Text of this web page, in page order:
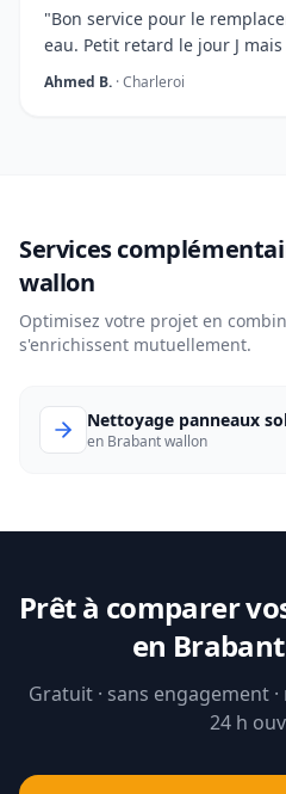
"Bon service pour le
eau. Petit retard le jour J
Ahmed B. · Charleroi
Services
wallon
Optimisez votre projet en
s'enrichissent mutuellement.
Nettoyage panneaux
en Brabant wallon
Prêt à comparer
en
Gratuit · sans engagement
24 h